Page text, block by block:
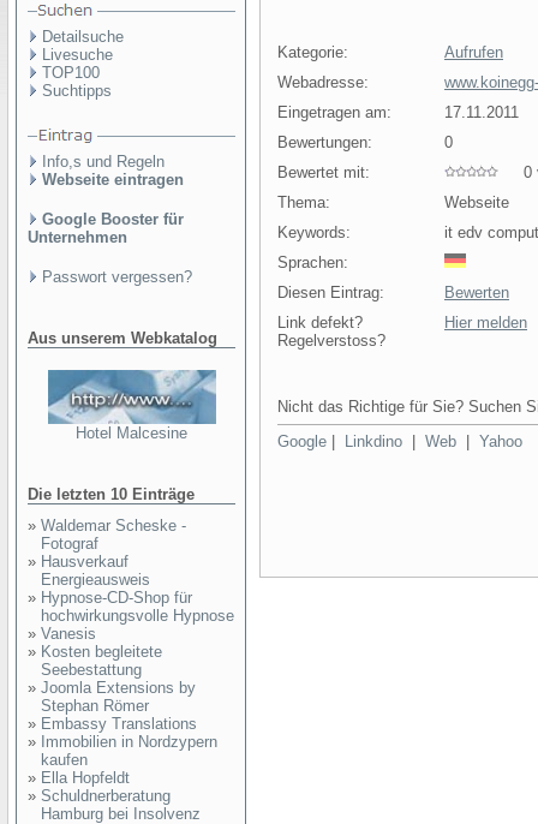
Detailsuche
Livesuche
TOP100
Suchtipps
Info,s und Regeln
Webseite eintragen
Google Booster für
Unternehmen
Passwort vergessen?
Aus unserem Webkatalog
Hotel Malcesine
Die letzten 10 Einträge
» Waldemar Scheske -
Fotograf
» Hausverkauf
Energieausweis
» Hypnose-CD-Shop für
hochwirkungsvolle Hypnose
» Vanesis
» Kosten begleitete
Seebestattung
» Joomla Extensions by
Stephan Römer
» Embassy Translations
» Immobilien in Nordzypern
kaufen
» Ella Hopfeldt
» Schuldnerberatung
Hamburg bei Insolvenz
Kategorie:
Aufrufen
Webadresse:
Eingetragen am:
17.11.2011
Bewertungen:
0
Bewertet mit:
0
Thema:
Webseite
Keywords:
it edv
Sprachen:
Diesen Eintrag:
Bewerten
Link defekt?
Regelverstoss?
Hier melden
Nicht das Richtige für Sie? Suchen
Google
Linkdino Web Yahoo